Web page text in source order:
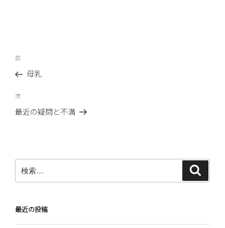
投
ナ
ビ
ゲ
ン
前
の
稿
前
母乳
次
の
次
最近の疑問と不満
索:
最近の投稿